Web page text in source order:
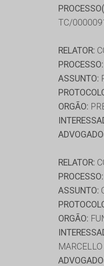
TC/
RELATOR:
PROCESSO:
ASSUNTO:
ORGÃO:
RELATOR:
PROCESSO:
ASSUNTO:
ORGÃO: